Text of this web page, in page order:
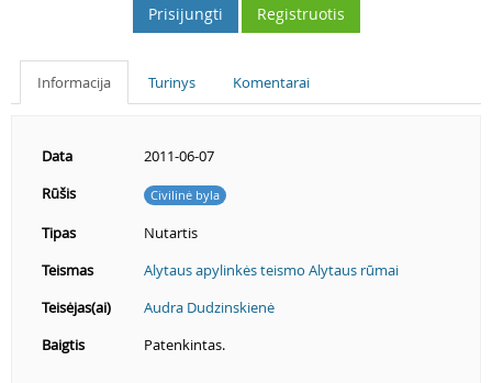
Prisijungti Registruotis
Informacija Turinys Komentarai
Data
2011-06-07
Rūšis
Civilinė byla
Tipas
Nutartis
Teismas
Alytaus apylinkės teismo Alytaus rūmai
Teisėjas(ai)
Audra Dudzinskienė
Baigtis
Patenkintas.